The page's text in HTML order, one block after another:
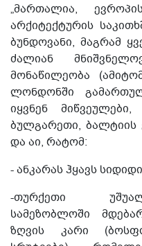
„მართალია,
არქიტექტურის
ბუნდოვანი, მაგრამ
ძალიან
მონაწილეობა
ლონდონში
იყვნენ
ბულგარეთი, ბალტიის
და აი, რატომ:
- ანკარას ჰყავს
-თურქეთი
სამეზობლოში
ზღვის კარი